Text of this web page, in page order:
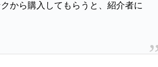
から購入してもらうと、紹介者に